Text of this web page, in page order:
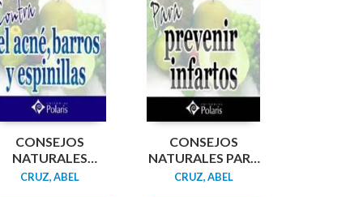
CONSEJOS
NATURALES
CONTRA EL ACNE,
CRUZ, ABEL
CONSEJOS
NATURALES PARA
PREVENIR
CRUZ, ABEL